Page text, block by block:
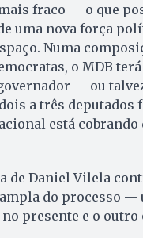
fraco — o que
uma nova força
Numa
o MDB
— ou
a três deputados
está
de Daniel Vilela
do processo —
presente e o